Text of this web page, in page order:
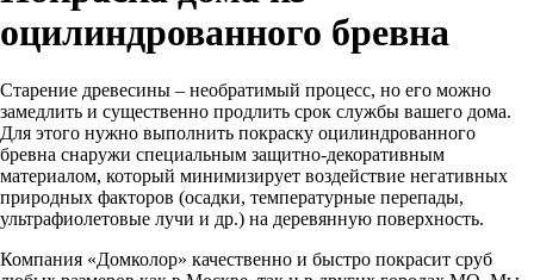
оцилиндрованного бревна
Старение древесины – необратимый процесс, но его можно
замедлить и существенно продлить срок службы вашего дома.
Для этого нужно выполнить покраску оцилиндрованного
бревна снаружи специальным защитно-декоративным
материалом, который минимизирует воздействие негативных
природных факторов (осадки, температурные перепады,
ультрафиолетовые лучи и др.) на деревянную поверхность.
Компания «Домколор» качественно и быстро покрасит сруб